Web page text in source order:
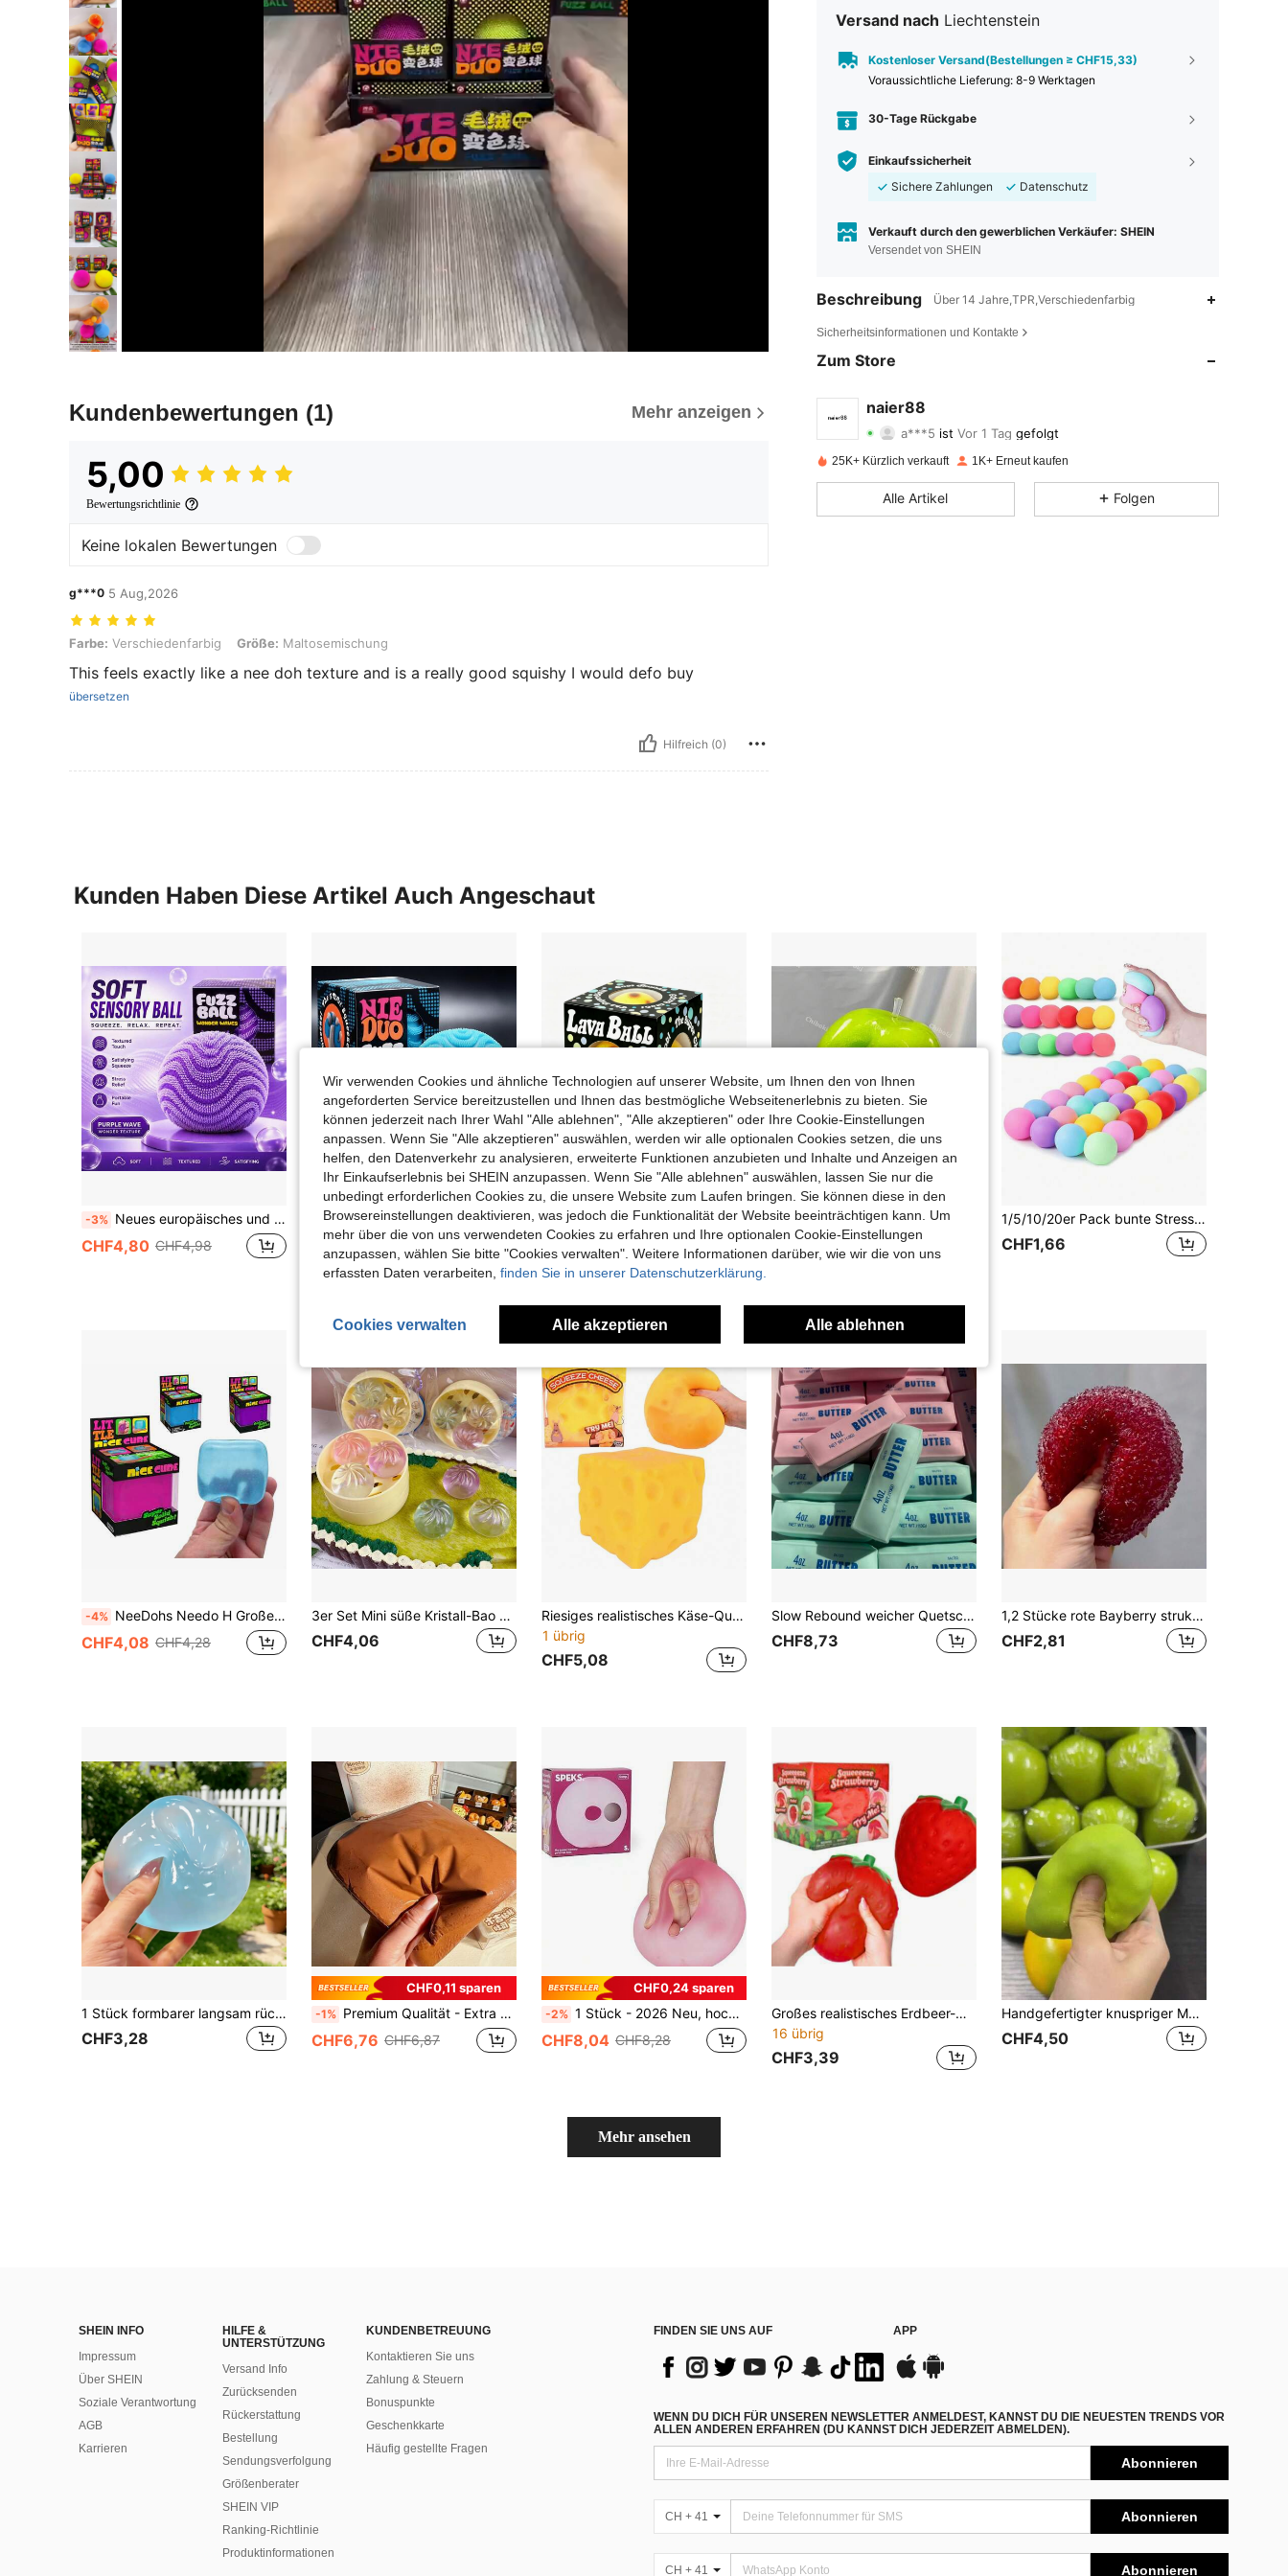
Kundenbewertungen (1) Mehr anzeigen
5,00
Bewertungsrichtlinie
Keine lokalen Bewertungen
g***0 5 Aug,2026
Farbe: Verschiedenfarbig, Größe: Maltosemischung
Farbe: Verschiedenfarbig Größe: Maltosemischung
This feels exactly like a nee doh texture and is a really good squishy I would defo buy
übersetzen
Hilfreich (0)
Versand nach Liechtenstein
Kostenloser Versand(Bestellungen ≥ CHF15,33)
Voraussichtliche Lieferung: 8-9 Werktagen
30-Tage Rückgabe
Einkaufssicherheit
Sichere Zahlungen
Datenschutz
Verkauft durch den gewerblichen Verkäufer: SHEIN
Versendet von SHEIN
Beschreibung Über 14 Jahre,TPR,Verschiedenfarbig
Sicherheitsinformationen und Kontakte
Zum Store
naier88
4,71 18 425
a***5
4,71 Bewertung 18 Artikel 425
4,71 18 425
25K+ Kürzlich verkauft 1K+ Erneut kaufen
Alle Artikel Folgen
Kunden Haben Diese Artikel Auch Angeschaut
-3% Neues europäisches und amerikanisches Bestseller-Sensorikball Stressabbau-Spielzeug, Stachelball, bunte Eier, Maltose-Langsam-Rebound-Quetschball, Spiel/Hobby, Sammlung, Partyzubehör/Teenager-Kreativspielzeug/Teenager-Stressabbau-Spielzeug, Squishy
CHF4,80 CHF4,98
-1% 1 Stück Plüschball, Plüschtextur und weiches Wolkengefühl - ultraweiches Material, geeignet für Stressabbau und Entlastung bei Teenagern, plüschiger stacheliger Knautschball, Stressabbau-Handwerk - Geburtstagsgeschenk - Feiertagsgeschenk - perfektes Geschenk
13 übrig
CHF3,78 CHF3,83
-21% 1 Stück neuestes Bestseller-Produkt NieDuo Lava Ball knuspriges Quetsch-Sensorikspielzeug Lava Ball NieDuo - perfektes Geschenk - Geburtstagsgeschenk - ideales Geschenk - Überraschungsgeschenk - Feiertagsgeschenk - saisonales Geschenk - Halloween-Geschenk - Weihnachtsgeschenk - exquisites Geschenk speziell für Spielebegeisterte - Geschenk - Ostergeschenk
CHF3,36 CHF4,30 CHF6,25
1/5/10/20er Pack bunte Stressbälle zum Drücken, dehnbare weiche sensorische Hand-Fidget-Spielzeuge, Angstlindernder Fingermassager für Erwachsene, zufällige Farben, Geburtstagsparty-Geschenke, Gacha-Füller & Dekorationen, tolles Geschenk für Freunde & Familie, ab 14 Jahren
CHF1,66
-4% NeeDohs Needo H Großer Eiswürfel Maltose Squishy, schöne Würfeltextur, drückbar, Angstlinderndes Fidget-Werkzeug, für Zuhause, hilft Geist und Körper zu entspannen, geeignet für Klassenzimmer, Partygeschenke, weich und flauschig, perfektes Geschenk für Freunde - Schulanfang
CHF4,08 CHF4,28
3er Set Mini süße Kristall-Bao mit Dampfgarer, Kristall-Bao Stressabbau-Quetschspielzeug, weicher transparenter Quetschball, sternenfüllender Stressball, langsamer Rückprall, neuartige Dekoration, Stressabbau-Ball, Angstlinderungs-Ball, Handdruckentlastung, super weich mit langsamem Rückprall, reduziert effektiv Angst, Needo-H weiche Haptik neuartiges Kunstwerk, ultradünne Schale, glatte Haptik, ultradünne Haut mit seidiger Textur, Überraschungsgeschenk, Geburtstagsgeschenk, Weihnachtsgeschenk, perfektes Geschenk, Geschenk, Ostern, Partygeschenk, Geburtstagsgeschenk Füller
CHF4,06
Riesiges realistisches Käse-Quetschspielzeug, langsam zurückfedernder Stressabbau-weicher Tofu-Ball, kreativer Stressabbau-Quetschball, 1/2 Stücke Stressabbau-Dreieck-Käse-Quetschspielzeug, langsam zurückfedernder Stressabbau-Q-elastischer Dreieck-Käse-Form, Feiertagsgeschenk, Geburtstagsgeschenk, perfektes Geschenk, Schulanfang, Halloween
1 übrig
CHF5,08
Slow Rebound weicher Quetschball rosa Butterstange Stressabbau weiches elastisches Quetschspielzeug 4 Oz gesalzenes Spielzeug, perfekt als Feiertagsgeschenk, lustige und süße Geschenke, Geburtstagsgeschenke, Ostergeschenke, Halloween-Geschenke, Weihnachtsgeschenke, Partygeschenke, Squishy, Squishy-Spielzeug, Squishy-Stressspielzeug, Dumpling Squish, Spielzeug für Erwachsene Frauen, Crunchy Squish Crunchy Butter Squish, Quetschen, Slushy Ball
CHF8,73
1,2 Stücke rote Bayberry strukturierte Quetschspielzeug, weiches klebriges Maltose Stressabbau Spielzeug, geeignet für Schreibtischdekoration und täglichen Stressabbau, realistische Bayberry Form, strukturierte Oberfläche, leuchtendes transparentes Rot, Lebensmittel-Ästhetik
CHF2,81
1 Stück formbarer langsam rückstellender blauer Kokosnussöl Handgemachter Quetschball, 6cm runder Malz Stressabbau Quetschball, geeignet als ideales Urlaubsgeschenk, lustiges & süßes Geschenk, Geburtstagsgeschenk, Ostergeschenk, Halloween Geschenk, Weihnachtsgeschenk, Party Gastgeschenk
CHF3,28
CHF0,11 sparen
-1% Premium Qualität - Extra große Quetschtoast - Langsame Rückfederung Spielzeug - Baumwolle Zuckerwatte Quetschspielzeug - Stressabbau Brot Quetschspielzeug - Entlüftung - Quetschbar - Geburtstagsgeschenk - Urlaubsgeschenk - Präsent
CHF6,76 CHF6,87
CHF0,24 sparen
-2% 1 Stück - 2026 Neu, hochattraktiver extra großer ringförmiger gelgefüllter Stressabbau-Ball, superweiches Dekompressionsspielzeug zur Stresslinderung - Geburtstagsgeschenk - Ideales Geschenk - Überraschungsgeschenk - Feiertagsgeschenk - Paar-Geschenk - Geschenk - Weihnachtsgeschenk - Exquisites Geschenk für Spielebegeisterte - Geschenk - Drücken - Stressabbau-Essential - Squishy
CHF8,04 CHF8,28
Großes realistisches Erdbeer-Quetschspielzeug mit langsamer Rückfederung, superweiches Obstmodell zur Dekoration, Stressabbau- und Entlastungsspielzeug
16 übrig
CHF3,39
Handgefertigter knuspriger Mango-Stressball zum Drücken, farbwechselnder Mango-Stressball zur Stressbewältigung, ASMR-sensorisches Stressabbau-Spielzeug
CHF4,50
Mehr ansehen
SHEIN INFO
Impressum
Über SHEIN
Soziale Verantwortung
AGB
Karrieren
HILFE &
UNTERSTÜTZUNG
Versand Info
Zurücksenden
Rückerstattung
Bestellung
Sendungsverfolgung
Größenberater
SHEIN VIP
Ranking-Richtlinie
​Produktinformationen
KUNDENBETREUUNG
Kontaktieren Sie uns
Zahlung & Steuern
Bonuspunkte
Geschenkkarte
Häufig gestellte Fragen
FINDEN SIE UNS AUF APP
WENN DU DICH FÜR UNSEREN NEWSLETTER ANMELDEST, KANNST DU DIE NEUESTEN TRENDS VOR
ALLEN ANDEREN ERFAHREN (DU KANNST DICH JEDERZEIT ABMELDEN).
Abonnieren
CH + 41 Abonnieren
CH + 41 Abonnieren
Wir verwenden Cookies und ähnliche Technologien auf unserer Website, um Ihnen den von Ihnen
angeforderten Service bereitzustellen und Ihnen das bestmögliche Webseitenerlebnis zu bieten. Sie
können jederzeit nach Ihrer Wahl "Alle ablehnen", "Alle akzeptieren" oder Ihre Cookie-Einstellungen
anpassen. Wenn Sie "Alle akzeptieren" auswählen, werden wir alle optionalen Cookies setzen, die uns
helfen, den Datenverkehr zu analysieren, erweiterte Funktionen anzubieten und Inhalte und Anzeigen an
Ihr Einkaufserlebnis bei SHEIN anzupassen. Wenn Sie "Alle ablehnen" auswählen, lassen Sie nur die
unbedingt erforderlichen Cookies zu, die unsere Website zum Laufen bringen. Sie können diese in den
Browsereinstellungen deaktivieren, was jedoch die Funktionalität der Website beeinträchtigen kann. Um
mehr über die von uns verwendeten Cookies zu erfahren und Ihre optionalen Cookie-Einstellungen
anzupassen, wählen Sie bitte "Cookies verwalten". Weitere Informationen darüber, wie wir die von uns
erfassten Daten verarbeiten, finden Sie in unserer Datenschutzerklärung.
Cookies verwalten Alle akzeptieren Alle ablehnen